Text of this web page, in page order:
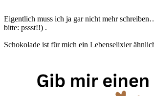
Eigentlich muss ich ja gar nicht mehr
bitte: pssst!!) .
Schokolade ist für mich ein Lebenselixier